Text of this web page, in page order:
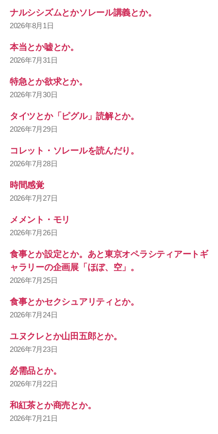
ナルシシズムとかソレール講義とか。
2026年8月1日
本当とか嘘とか。
2026年7月31日
特急とか欲求とか。
2026年7月30日
タイツとか「ピグル」読解とか。
2026年7月29日
コレット・ソレールを読んだり。
2026年7月28日
時間感覚
2026年7月27日
メメント・モリ
2026年7月26日
食事とか設定とか。あと東京オペラシティアートギ
ャラリーの企画展「ほぼ、空」。
2026年7月25日
食事とかセクシュアリティとか。
2026年7月24日
ユヌクレとか山田五郎とか。
2026年7月23日
必需品とか。
2026年7月22日
和紅茶とか商売とか。
2026年7月21日